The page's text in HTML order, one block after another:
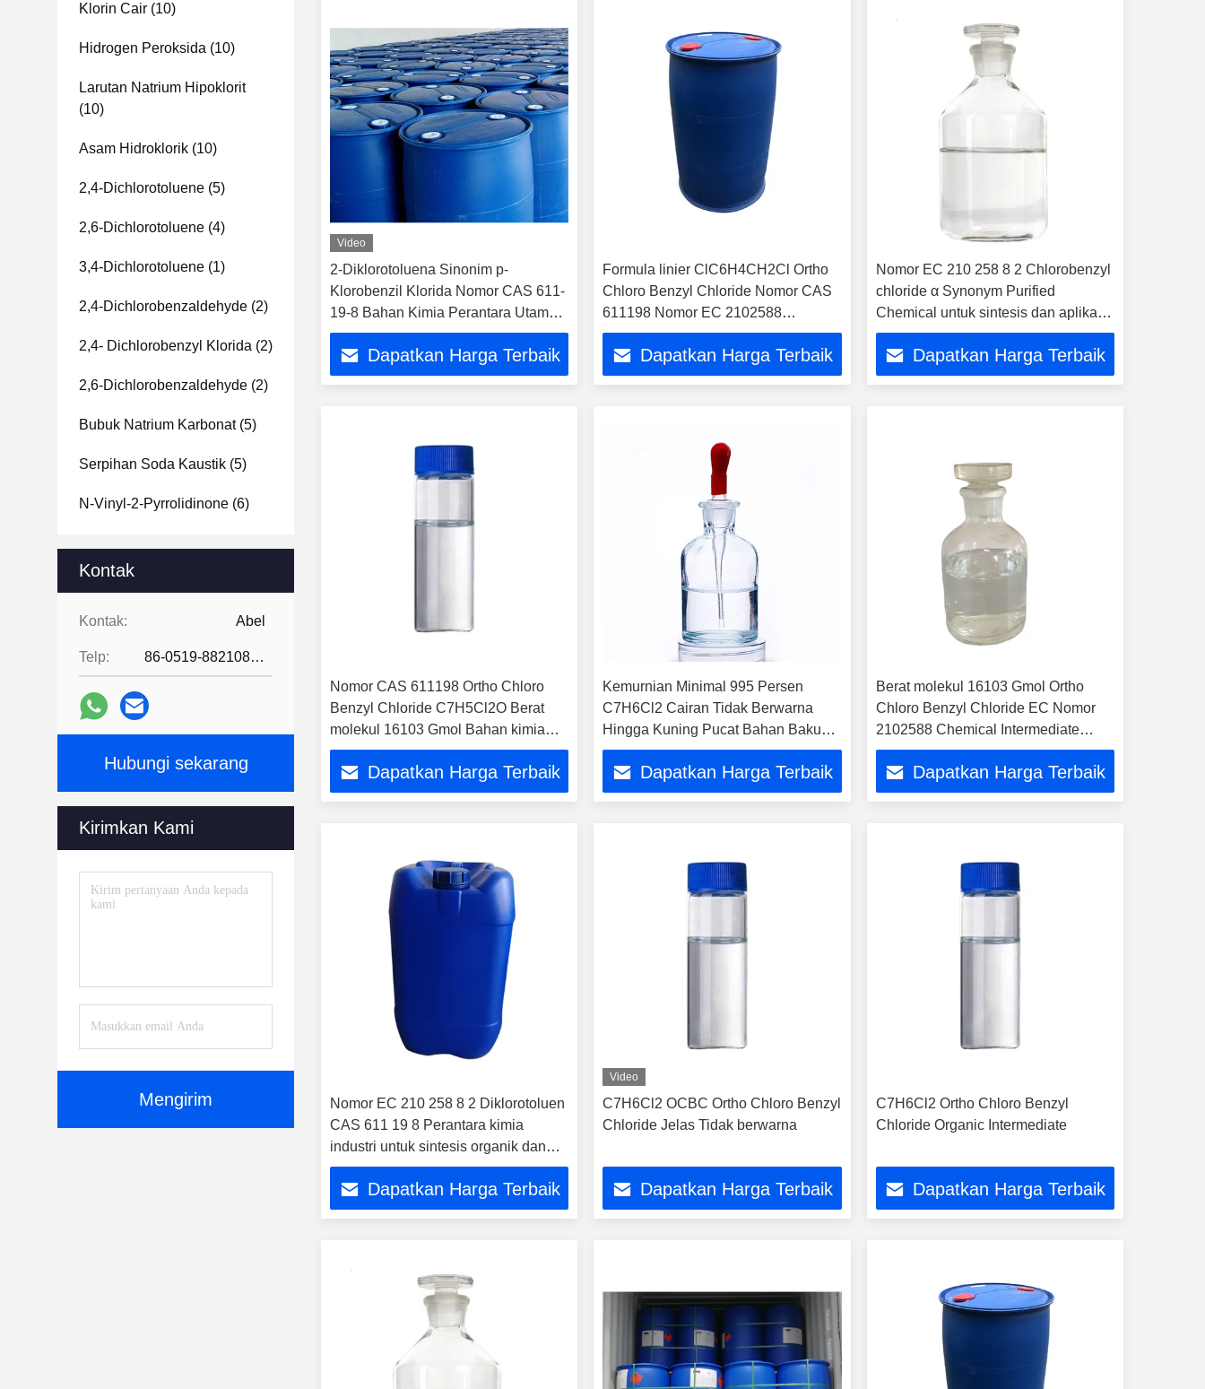
Klorin Cair (10)
Hidrogen Peroksida (10)
Larutan Natrium Hipoklorit
(10)
Asam Hidroklorik (10)
2,4-Dichlorotoluene (5)
2,6-Dichlorotoluene (4)
3,4-Dichlorotoluene (1)
2,4-Dichlorobenzaldehyde (2)
2,4- Dichlorobenzyl Klorida (2)
2,6-Dichlorobenzaldehyde (2)
Bubuk Natrium Karbonat(5)
Serpihan Soda Kaustik (5)
N-Vinyl-2-Pyrrolidinone (6)
Kontak
Kontak: Abel
Telp: 86-0519-88210855
Hubungi sekarang
Kirimkan Kami
Mengirim
Video
2-Diklorotoluena Sinonim p-
Klorobenzil Klorida Nomor CAS 611-
19-8 Bahan Kimia Perantara Utama
untuk Produksi Zat Warna dan
Agrokemikal
Dapatkan Harga Terbaik
Formula linier ClC6H4CH2Cl Ortho
Chloro Benzyl Chloride Nomor CAS
611198 Nomor EC 2102588
Senyawa organik klorinasi
Dapatkan Harga Terbaik
Nomor EC 210 258 8 2 Chlorobenzyl
chloride α Synonym Purified
Chemical untuk sintesis dan aplikasi
penelitian lanjutan
Dapatkan Harga Terbaik
Nomor CAS 611198 Ortho Chloro
Benzyl Chloride C7H5Cl2O Berat
molekul 16103 Gmol Bahan kimia
khusus untuk sintesis organik
Dapatkan Harga Terbaik
Kemurnian Minimal 995 Persen
C7H6Cl2 Cairan Tidak Berwarna
Hingga Kuning Pucat Bahan Baku
Untuk Produksi Kimia Dan Industri
Dapatkan Harga Terbaik
Berat molekul 16103 Gmol Ortho
Chloro Benzyl Chloride EC Nomor
2102588 Chemical Intermediate
untuk sintesis organik dan industri
Dapatkan Harga Terbaik
Nomor EC 210 258 8 2 Diklorotoluen
CAS 611 19 8 Perantara kimia
industri untuk sintesis organik dan
laboratorium
Dapatkan Harga Terbaik
Video
C7H6Cl2 OCBC Ortho Chloro Benzyl
Chloride Jelas Tidak berwarna
Dapatkan Harga Terbaik
C7H6Cl2 Ortho Chloro Benzyl
Chloride Organic Intermediate
Dapatkan Harga Terbaik